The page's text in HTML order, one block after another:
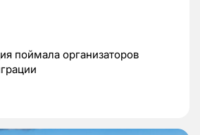
поймала организаторов